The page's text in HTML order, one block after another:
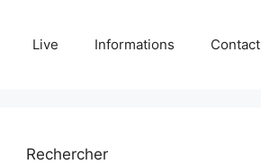
Live Informations Contact
Rechercher